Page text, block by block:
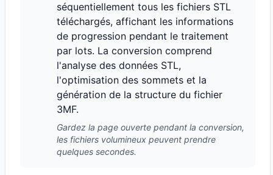
séquentiellement tous les fichiers STL
téléchargés, affichant les informations
de progression pendant le traitement
par lots. La conversion comprend
l'analyse des données STL,
l'optimisation des sommets et la
génération de la structure du fichier
3MF.
Gardez la page ouverte pendant la conversion,
les fichiers volumineux peuvent prendre
quelques secondes.